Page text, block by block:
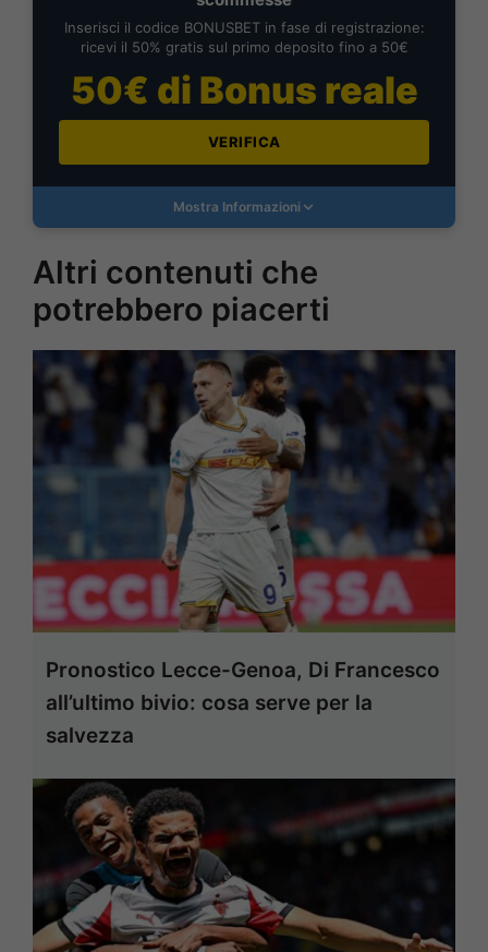
Inserisci il codice BONUSBET in fase di registrazione:
ricevi il 50% gratis sul primo deposito fino a 50€
50€ di Bonus reale
VERIFICA
Mostra Informazioni
Altri contenuti che
potrebbero piacerti
Pronostico Lecce-Genoa, Di Francesco
all’ultimo bivio: cosa serve per la
salvezza